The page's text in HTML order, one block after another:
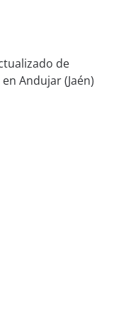
de
Andujar (Jaén)